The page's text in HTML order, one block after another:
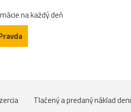
na každý deň
Tlačený a predaný náklad